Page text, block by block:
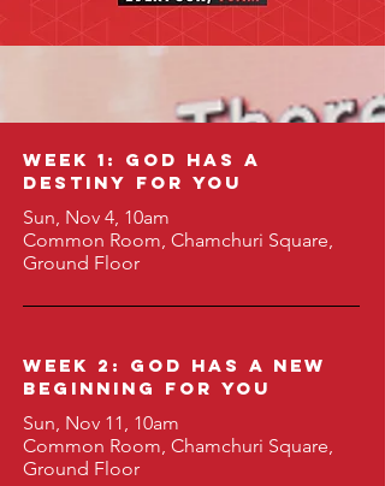
Week 1: God has a
destiny for you
Sun, Nov 4, 10am
Common Room, Chamchuri Square,
Ground Floor
WEEK 2: GOD HAS A NEW
BEGINNING FOR YOU
Sun, Nov 11, 10am
Common Room, Chamchuri Square,
Ground Floor